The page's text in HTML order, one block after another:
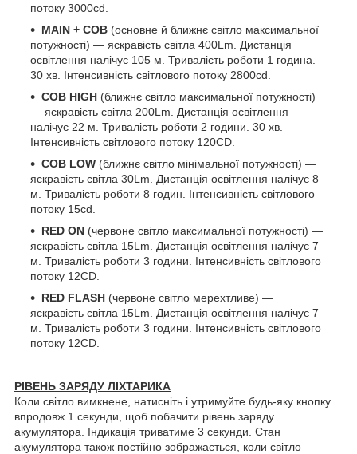
потоку 3000cd.
MAIN + COB (основне й ближнє світло максимальної
потужності) — яскравість світла 400Lm. Дистанція
освітлення налічує 105 м. Тривалість роботи 1 година.
30 хв. Інтенсивність світлового потоку 2800cd.
COB HIGH (ближнє світло максимальної потужності)
— яскравість світла 200Lm. Дистанція освітлення
налічує 22 м. Тривалість роботи 2 години. 30 хв.
Інтенсивність світлового потоку 120CD.
COB LOW (ближнє світло мінімальної потужності) —
яскравість світла 30Lm. Дистанція освітлення налічує 8
м. Тривалість роботи 8 годин. Інтенсивність світлового
потоку 15cd.
RED ON (червоне світло максимальної потужності) —
яскравість світла 15Lm. Дистанція освітлення налічує 7
м. Тривалість роботи 3 години. Інтенсивність світлового
потоку 12CD.
RED FLASH (червоне світло мерехтливе) —
яскравість світла 15Lm. Дистанція освітлення налічує 7
м. Тривалість роботи 3 години. Інтенсивність світлового
потоку 12CD.
РІВЕНЬ ЗАРЯДУ ЛІХТАРИКА
Коли світло вимкнене, натисніть і утримуйте будь-яку кнопку
впродовж 1 секунди, щоб побачити рівень заряду
акумулятора. Індикація триватиме 3 секунди. Стан
акумулятора також постійно зображається, коли світло